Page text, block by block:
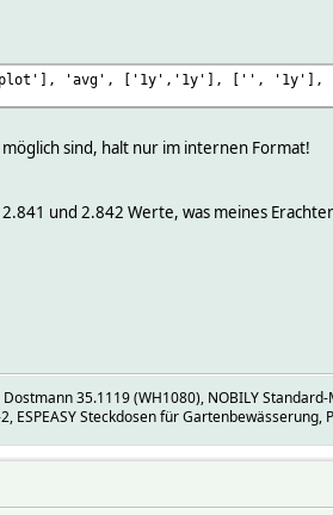
'avg', ['1y','1y'], ['', '1y'],
sind, halt nur im internen Format!
und 2.842 Werte, was meines
35.1119 (WH1080), NOBILY
ESPEASY Steckdosen für Gartenbewässerung,